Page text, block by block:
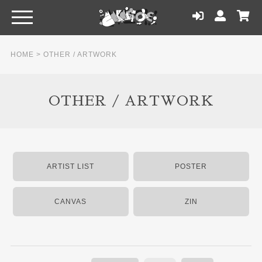
HOME > OTHER / ARTWORK
OTHER / ARTWORK
ARTIST LIST POSTER
CANVAS ZIN